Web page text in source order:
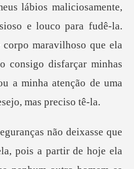
lábios maliciosamente,
e louco para fudê-la.
maravilhoso que ela